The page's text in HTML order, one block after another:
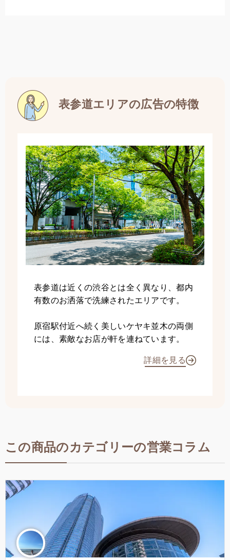
表参道エリアの広告の特徴
表参道は近くの渋谷とは全く異なり、都内
有数のお洒落で洗練されたエリアです。
原宿駅付近へ続く美しいケヤキ並木の両側
には、素敵なお店が軒を連ねています。
詳細を見る
この商品のカテゴリーの営業コラム